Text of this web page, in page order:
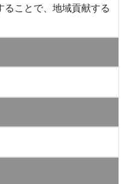
ることで、地域貢献する